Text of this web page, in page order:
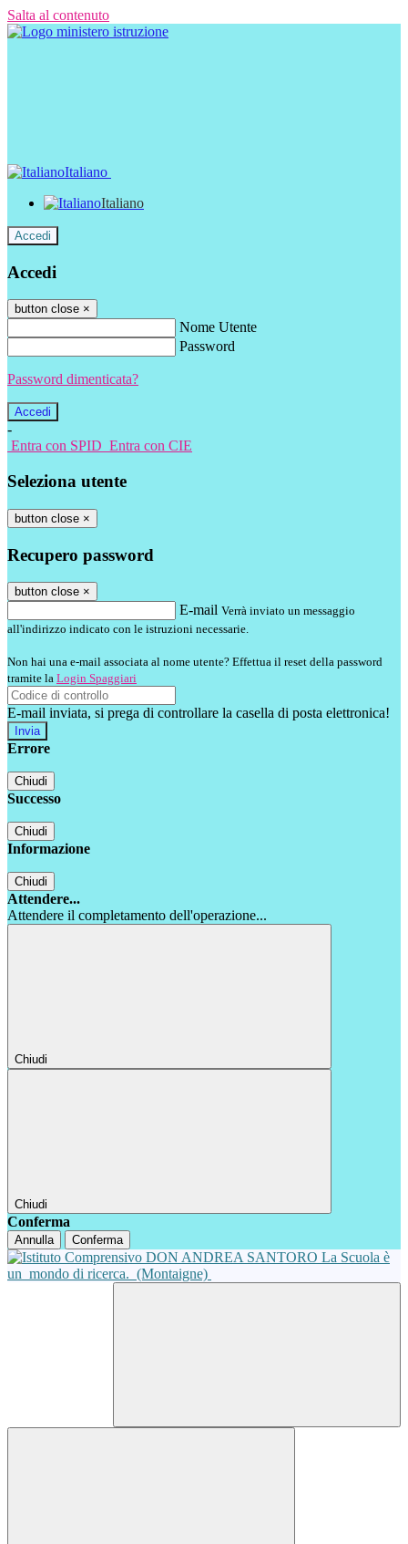
Salta al contenuto
Italiano
Italiano
Accedi
Accedi
button close ×
Nome Utente
Password
Password dimenticata?
-
Entra con SPID Entra con CIE
Seleziona utente
button close ×
Recupero password
button close ×
E-mail Verrà inviato un messaggio
all'indirizzo indicato con le istruzioni necessarie.
Non hai una e-mail associata al nome utente? Effettua il reset della password
tramite la Login Spaggiari
E-mail inviata, si prega di controllare la casella di posta elettronica!
Errore
Chiudi
Successo
Chiudi
Informazione
Chiudi
Attendere...
Attendere il completamento dell'operazione...
Chiudi
Chiudi
Conferma
Annulla Conferma
La Scuola è
un mondo di ricerca. (Montaigne)